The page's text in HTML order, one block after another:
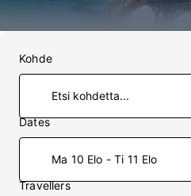
Kohde
Dates
Ma 10 Elo - Ti 11 Elo
Travellers